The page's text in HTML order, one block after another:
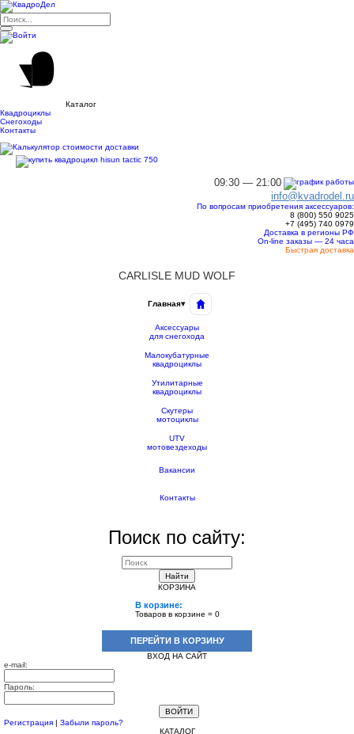
Каталог
Квадроциклы
Снегоходы
Контакты
09:30 — 21:00
info@kvadrodel.ru
По вопросам приобретения аксессуаров:
8 (800) 550 9025
+7 (495) 740 0979
Доставка в регионы РФ
On-line заказы — 24 часа
Быстрая доставка
CARLISLE MUD WOLF
Главная▾
Аксессуары
для снегохода
Малокубатурные
квадроциклы
Утилитарные
квадроциклы
Скутеры
мотоциклы
UTV
мотовездеходы
Вакансии
Контакты
Поиск по сайту:
Найти
КОРЗИНА
В корзине:
Товаров в корзине = 0
ПЕРЕЙТИ В КОРЗИНУ
ВХОД НА САЙТ
e-mail:
Пароль:
Регистрация
Забыли пароль?
КАТАЛОГ